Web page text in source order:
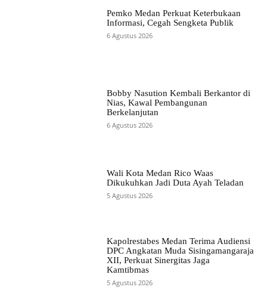
Pemko Medan Perkuat Keterbukaan
Informasi, Cegah Sengketa Publik
6 Agustus 2026
Bobby Nasution Kembali Berkantor di
Nias, Kawal Pembangunan
Berkelanjutan
6 Agustus 2026
Wali Kota Medan Rico Waas
Dikukuhkan Jadi Duta Ayah Teladan
5 Agustus 2026
Kapolrestabes Medan Terima Audiensi
DPC Angkatan Muda Sisingamangaraja
XII, Perkuat Sinergitas Jaga
Kamtibmas
5 Agustus 2026